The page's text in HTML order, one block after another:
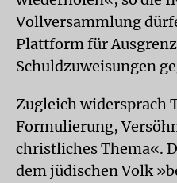
Vollversammlung
Plattform für
Schuldzuweisungen
Zugleich widersprach
Formulierung,
christliches Thema«.
dem jüdischen Volk